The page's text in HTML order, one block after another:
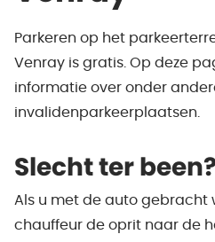
Parkeren op het
Venray is gratis. Op deze
informatie over onder
invalidenparkeerplaatsen.
Slecht ter been?
Als u met de auto gebracht
chauffeur de oprit naar de